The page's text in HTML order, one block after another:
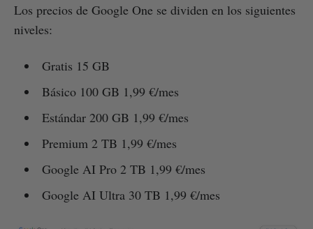
Los precios de Google One se dividen en los siguientes
niveles:
Gratis 15 GB
Básico 100 GB 1,99 €/mes
Estándar 200 GB 1,99 €/mes
Premium 2 TB 1,99 €/mes
Google AI Pro 2 TB 1,99 €/mes
Google AI Ultra 30 TB 1,99 €/mes